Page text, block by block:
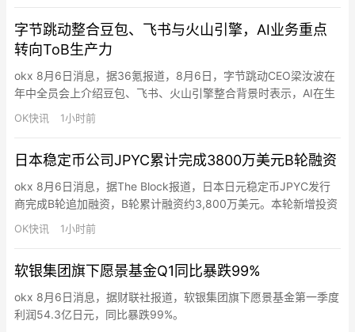
大仍能良好运作，且自动复…
字节跳动整合豆包、飞书与火山引擎，AI业务重点
转向ToB生产力
okx 8月6日消息，据36氪报道，8月6日，字节跳动CEO梁汝波在
年中全员会上介绍豆包、飞书、火山引擎整合背景时表示，AI在生
产力上的发展快于预期，ToB变得更重要，飞书新增客户中已有超
九成同步采购飞书AI产品。梁汝波将字节业务战略原则总结为“高度
务，三者紧密相关，均通过计算换智能实现公司使命。…
OK快讯 1小时前
日本稳定币公司JPYC累计完成3800万美元B轮融资
okx 8月6日消息，据The Block报道，日本日元稳定币JPYC发行
商完成B轮追加融资，B轮累计融资约3,800万美元。本轮新增投资
方为日本物流巨头AZ-COM丸和控股，注资约630万美元。融资将
用于扩大金融和Web3生态，推动日元稳定币JPYC的实际应用。
OK快讯 1小时前
软银集团旗下愿景基金Q1同比暴跌99%
okx 8月6日消息，据财联社报道，软银集团旗下愿景基金第一季度
利润54.3亿日元，同比暴跌99%。